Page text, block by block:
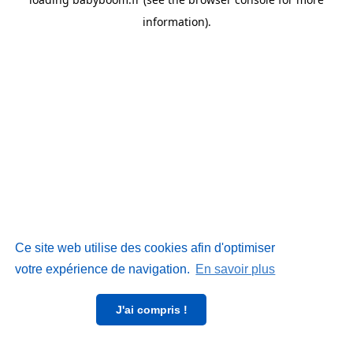
Ce site web utilise des cookies afin d'optimiser
votre expérience de navigation. En savoir plus
J'ai compris !
information).